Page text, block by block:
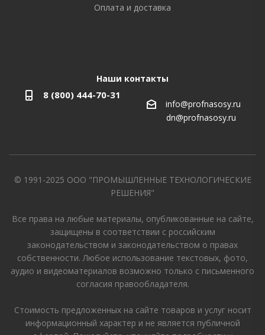
Оплата и доставка
Наши контакты
8 (800) 444-70-31
info@profnasosy.ru
dn@profnasosy.ru
© 1991-2025 ООО "ПРОМЫШЛЕННЫЕ ТЕХНОЛОГИЧЕСКИЕ
РЕШЕНИЯ"
Все права на любые материалы, опубликованные на сайте,
защищены в соответствии с российским
законодательством и законодательством о правах
собственности. Любое использование текстовых, фото,
аудио и видеоматериалов возможно только с письменного
согласия правообладателя.
Стоимость предложенных на сайте товаров и услуг носит
информационный характер и не является публичной